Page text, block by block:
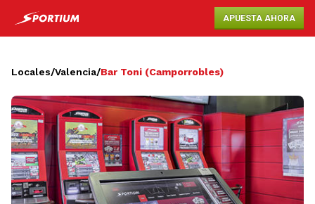
APUESTA AHORA
Locales/Valencia/Bar Toni (Camporrobles)